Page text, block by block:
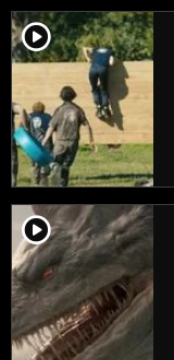
player2
player2